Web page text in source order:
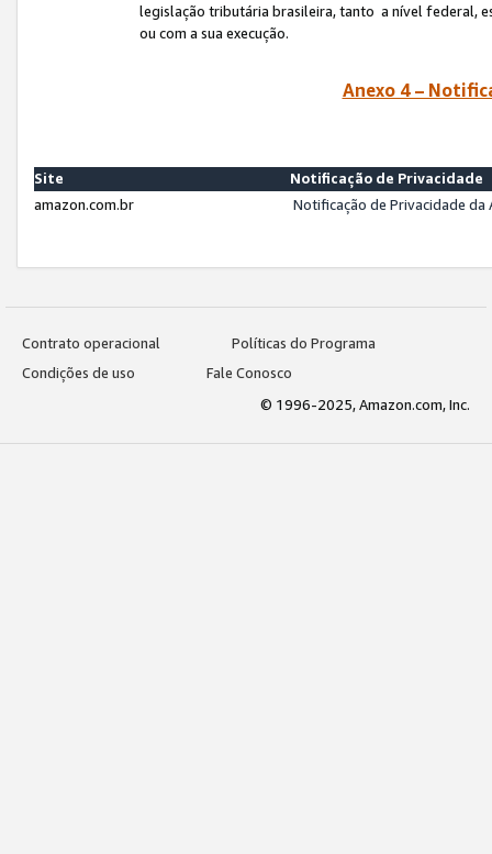
legislação tributária brasileira, tanto a nível federal,
ou com a sua execução.
Anexo 4 –
Site
Notificação de Privacidade
amazon.com.br
Notificação de Privacidade
Contrato operacional
Políticas do Programa
Condições de uso
Fale Conosco
© 1996-2025, Amazon.com, Inc.